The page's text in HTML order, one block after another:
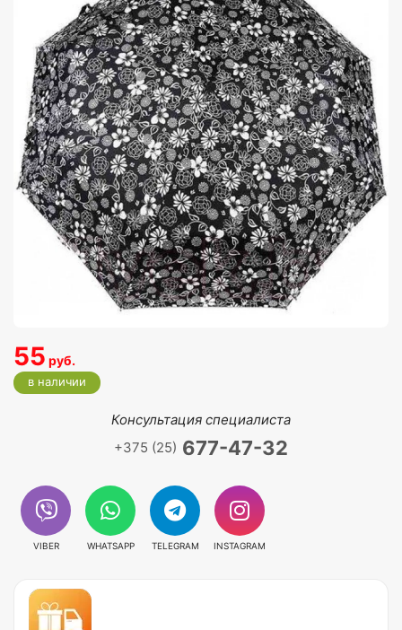
55 руб.
в наличии
Консультация специалиста
+375 (25) 677-47-32
VIBER WHATSAPP TELEGRAM INSTAGRAM